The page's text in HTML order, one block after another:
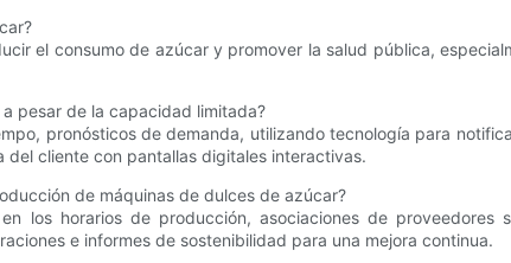
el consumo de azúcar y promover la salud pública,
pesar de la capacidad limitada?
pronósticos de demanda, utilizando tecnología para
del cliente con pantallas digitales interactivas.
de máquinas de dulces de azúcar?
los horarios de producción, asociaciones de proveedores
e informes de sostenibilidad para una mejora continua.